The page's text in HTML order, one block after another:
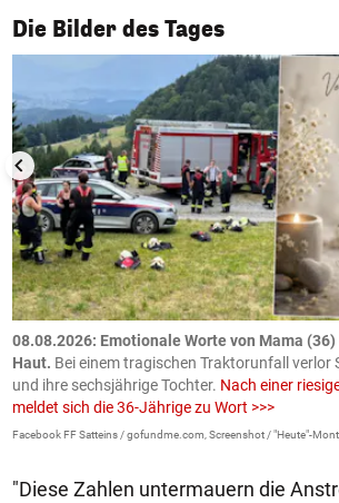
Die Bilder des Tages
1/50
08.08.2026: Emotionale Worte von Mama
Haut. Bei einem tragischen Traktorunfall verlor
und ihre sechsjährige Tochter. Nach einer
meldet sich die 36-Jährige zu Wort >>>
Facebook FF Satteins / gofundme.com, Screenshot / "Heute"-
"Diese Zahlen untermauern die